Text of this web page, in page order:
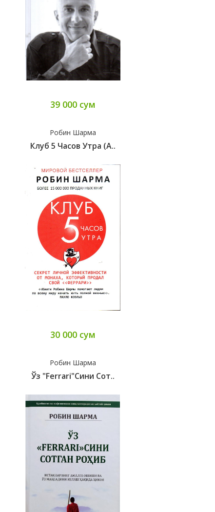
39 000 сум
Робин Шарма
Клуб 5 Часов Утра (А..
30 000 сум
Робин Шарма
Ўз "Ferrari"сини Сот..